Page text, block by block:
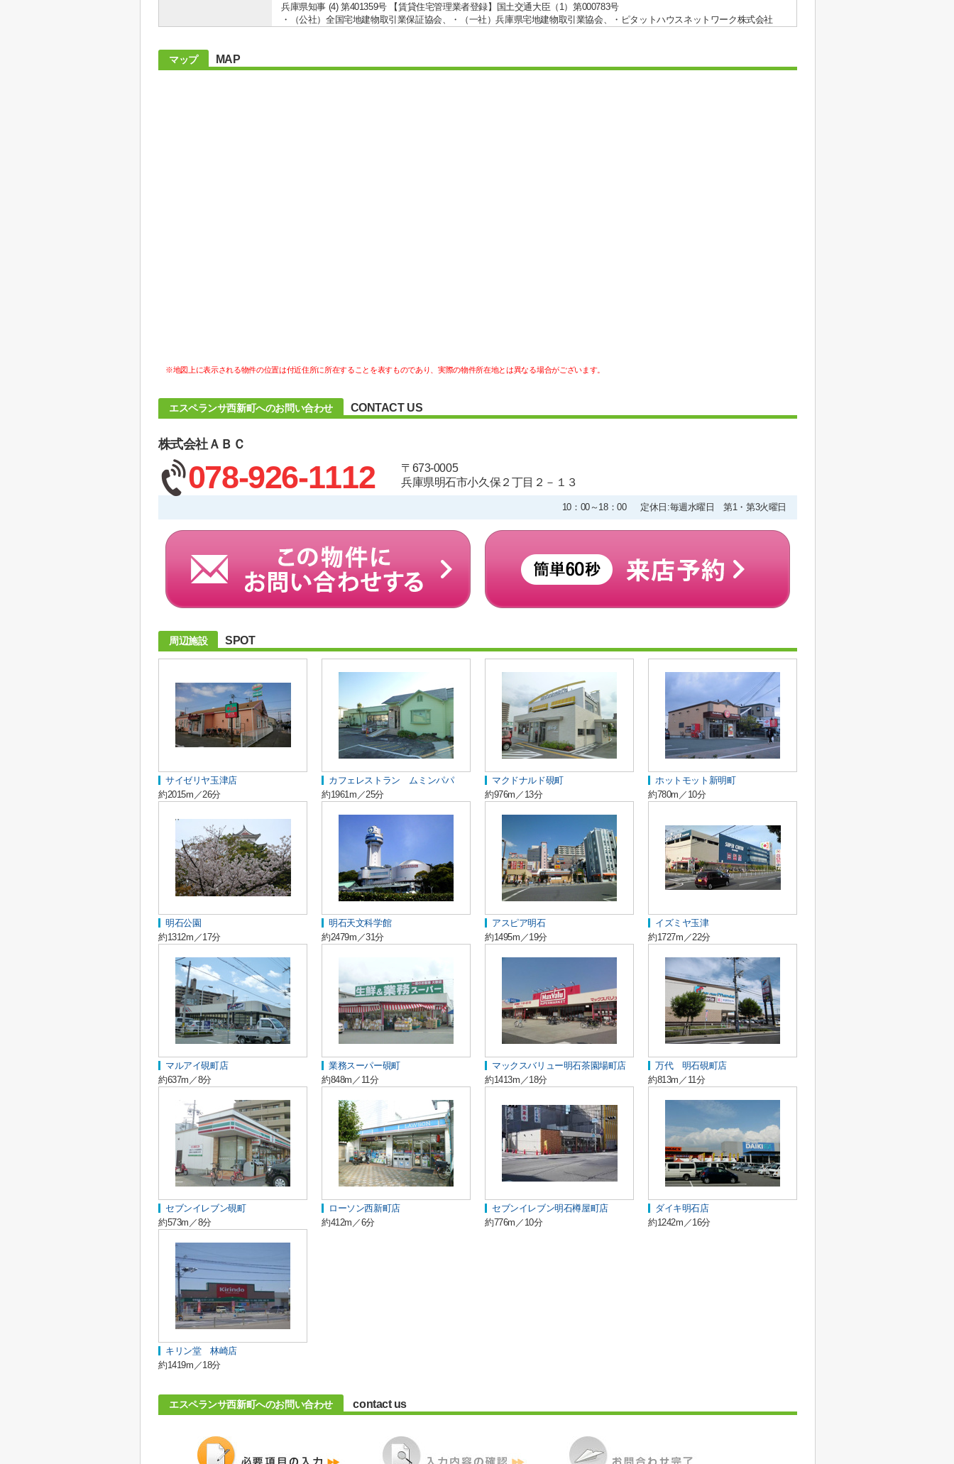
兵庫県知事 (4) 第401359号 【賃貸住宅管理業者登録】国土交通大臣（1）第000783号
・（公社）全国宅地建物取引業保証協会、・（一社）兵庫県宅地建物取引業協会、・ピタットハウスネットワーク株式会社
マップ MAP
※地図上に表示される物件の位置は付近住所に所在することを表すものであり、実際の物件所在地とは異なる場合がございます。
エスペランサ西新町へのお問い合わせ CONTACT US
株式会社ＡＢＣ
078-926-1112
〒673-0005
兵庫県明石市小久保２丁目２－１３
10：00～18：00 定休日:毎週水曜日 第1・第3火曜日
周辺施設 SPOT
サイゼリヤ玉津店
約2015m／26分
カフェレストラン ムミンパパ
約1961m／25分
マクドナルド硯町
約976m／13分
ホットモット新明町
約780m／10分
明石公園
約1312m／17分
明石天文科学館
約2479m／31分
アスピア明石
約1495m／19分
イズミヤ玉津
約1727m／22分
マルアイ硯町店
約637m／8分
業務スーパー硯町
約848m／11分
マックスバリュー明石茶園場町店
約1413m／18分
万代 明石硯町店
約813m／11分
セブンイレブン硯町
約573m／8分
ローソン西新町店
約412m／6分
セブンイレブン明石樽屋町店
約776m／10分
ダイキ明石店
約1242m／16分
キリン堂 林崎店
約1419m／18分
エスペランサ西新町へのお問い合わせ contact us